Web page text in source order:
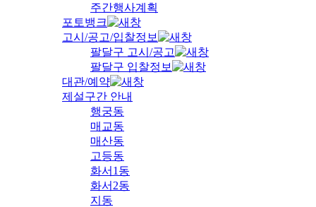
주간행사계획
포토뱅크
고시/공고/입찰정보
팔달구 고시/공고
팔달구 입찰정보
대관/예약
제설구간 안내
행궁동
매교동
매산동
고등동
화서1동
화서2동
지동